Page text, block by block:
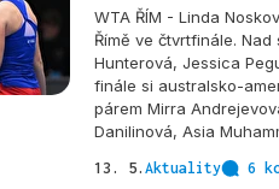
WTA ŘÍM - Linda
Římě ve čtvrtfinále.
Hunterová, Jessica
finále si australsko-
párem Mirra
Danilinová, Asia
13. 5. Aktuality 6